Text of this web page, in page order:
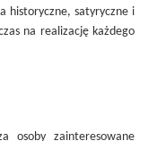
historyczne, satyryczne i
na realizację każdego
osoby zainteresowane